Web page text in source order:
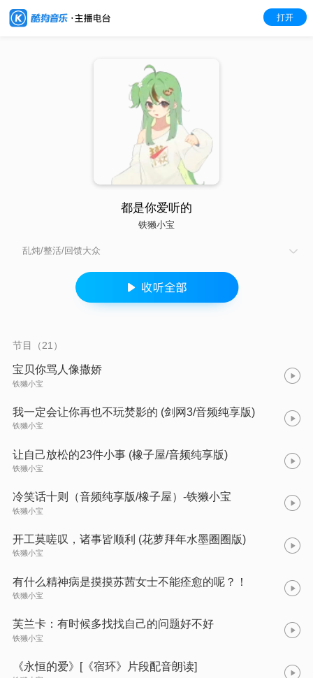
打开
都是你爱听的
铁獭小宝
乱炖/整活/回馈大众
节目（21）
宝贝你骂人像撒娇
铁獭小宝
我一定会让你再也不玩焚影的 (剑网3/音频纯享版)
铁獭小宝
让自己放松的23件小事 (橡子屋/音频纯享版)
铁獭小宝
冷笑话十则（音频纯享版/橡子屋）-铁獭小宝
铁獭小宝
开工莫嗟叹，诸事皆顺利 (花萝拜年水墨圈圈版)
铁獭小宝
有什么精神病是摸摸苏茜女士不能痊愈的呢？！
铁獭小宝
芙兰卡：有时候多找找自己的问题好不好
铁獭小宝
《永恒的爱》[《宿环》片段配音朗读]